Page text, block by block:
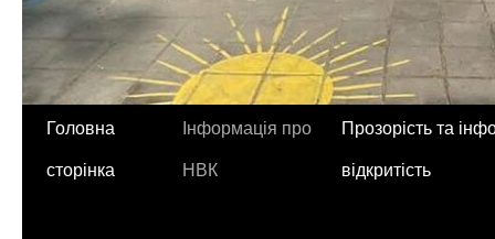
Перейти
до
Головна
сторінка
Інформація про
НВК
Прозорість та
відкритість